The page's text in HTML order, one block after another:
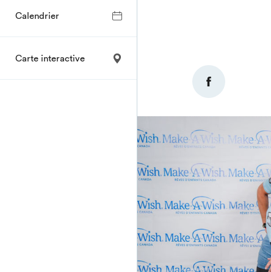
Calendrier
Carte interactive